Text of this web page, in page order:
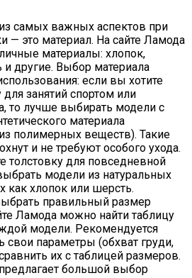
самых важных аспектов при
— это материал. На сайте Ламода
материалы: хлопок,
и другие. Выбор материала
если вы хотите
для занятий спортом или
то лучше выбирать модели с
материала
полимерных веществ). Такие
и не требуют особого ухода.
толстовку для повседневной
модели из натуральных
как хлопок или шерсть.
правильный размер
Ламода можно найти таблицу
модели. Рекомендуется
свои параметры (обхват груди,
их с таблицей размеров.
большой выбор